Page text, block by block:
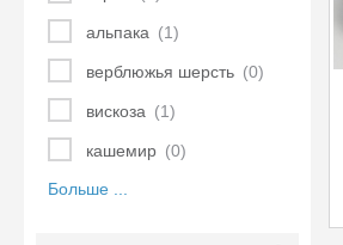
альпака (1)
верблюжья шерсть (0)
вискоза (1)
кашемир (0)
Больше ...